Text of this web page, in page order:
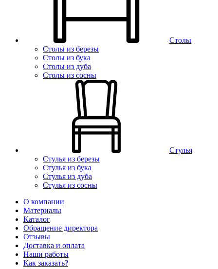
Столы
Столы из березы
Столы из бука
Столы из дуба
Столы из сосны
Стулья
Стулья из березы
Стулья из бука
Стулья из дуба
Стулья из сосны
О компании
Материалы
Каталог
Обращение директора
Отзывы
Доставка и оплата
Наши работы
Как заказать?